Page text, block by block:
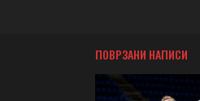
ПОВРЗАНИ НАПИСИ